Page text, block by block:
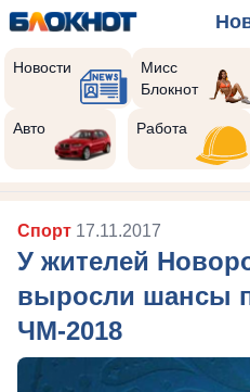
Новости
Мисс
Блокнот
Авто Работа
Спорт 17.11.2017
У жителей
выросли шансы
ЧМ-2018